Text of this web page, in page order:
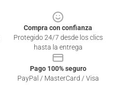
Compra con confianza
Protegido 24/7 desde los clics
hasta la entrega
Pago 100% seguro
PayPal / MasterCard / Visa